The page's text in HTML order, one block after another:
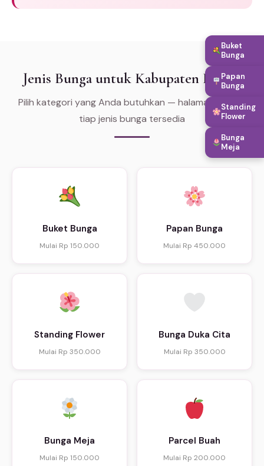
Jenis Bunga untuk Kabupaten Bungo
Pilih kategori yang Anda butuhkan — halaman khusus
tiap jenis bunga tersedia
Buket Bunga
Mulai Rp 150.000
Papan Bunga
Mulai Rp 450.000
Standing Flower
Mulai Rp 350.000
Bunga Duka Cita
Mulai Rp 350.000
Bunga Meja
Mulai Rp 150.000
Parcel Buah
Mulai Rp 200.000
Buket
Bunga
Papan
Bunga
Standing
Flower
Bunga
Meja